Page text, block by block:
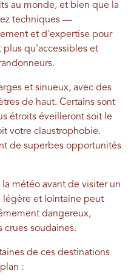
au monde, et bien que la
techniques —
et d'expertise pour
qu'accessibles et
et sinueux, avec des
de haut. Certains sont
étroits éveilleront soit le
votre claustrophobie.
de superbes opportunités
météo avant de visiter un
légère et lointaine peut
dangereux,
soudaines.
de ces destinations
: